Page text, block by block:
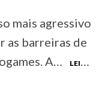
mais agressivo
as barreiras de
A…
LEIA